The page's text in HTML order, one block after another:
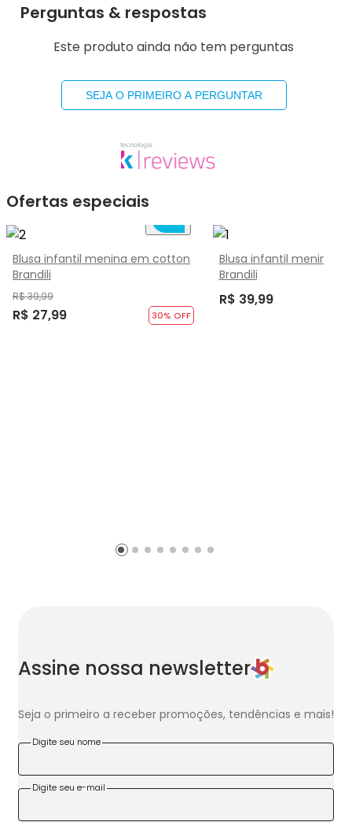
Perguntas & respostas
Este produto ainda não tem perguntas
SEJA O PRIMEIRO A PERGUNTAR
Ofertas especiais
Blusa infantil menina em cotton
Brandili
R$ 39,99
R$ 27,99 30% OFF
Blusa infantil menina
Brandili
R$ 39,99
Assine nossa newsletter
Seja o primeiro a receber promoções, tendências e mais!
Digite seu nome
Digite seu e-mail